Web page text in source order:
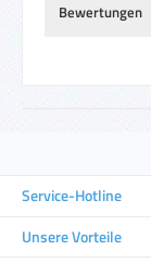
Bewertungen
Service-Hotline
Unsere Vorteile